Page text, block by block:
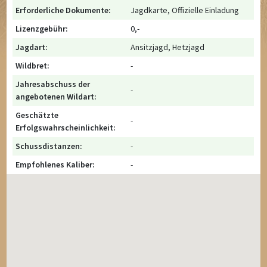
Erforderliche Dokumente:
Jagdkarte, Offizielle Einladung
Lizenzgebühr:
0,-
Jagdart:
Ansitzjagd, Hetzjagd
Wildbret:
-
Jahresabschuss der
angebotenen Wildart:
-
Geschätzte
Erfolgswahrscheinlichkeit:
-
Schussdistanzen:
-
Empfohlenes Kaliber:
-